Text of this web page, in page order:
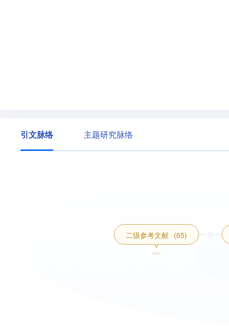
引文脉络 主题研究脉络
二级参考文献 (65)